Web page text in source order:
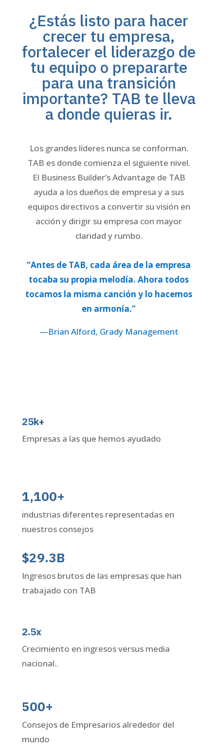
¿Estás listo para hacer
crecer tu empresa,
fortalecer el liderazgo de
tu equipo o prepararte
para una transición
importante? TAB te lleva
a donde quieras ir.
Los grandes líderes nunca se conforman.
TAB es donde comienza el siguiente nivel.
El Business Builder’s Advantage de TAB
ayuda a los dueños de empresa y a sus
equipos directivos a convertir su visión en
acción y dirigir su empresa con mayor
claridad y rumbo.
“Antes de TAB, cada área de la empresa
tocaba su propia melodía. Ahora todos
tocamos la misma canción y lo hacemos
en armonía.”
—Brian Alford, Grady Management
25k+
Empresas a las que hemos ayudado
1,100+
industrias diferentes representadas en
nuestros consejos
$29.3B
Ingresos brutos de las empresas que han
trabajado con TAB
2.5x
Crecimiento en ingresos versus media
nacional..
500+
Consejos de Empresarios alrededor del
mundo